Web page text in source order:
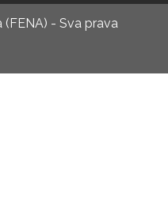
(FENA) - Sva prava